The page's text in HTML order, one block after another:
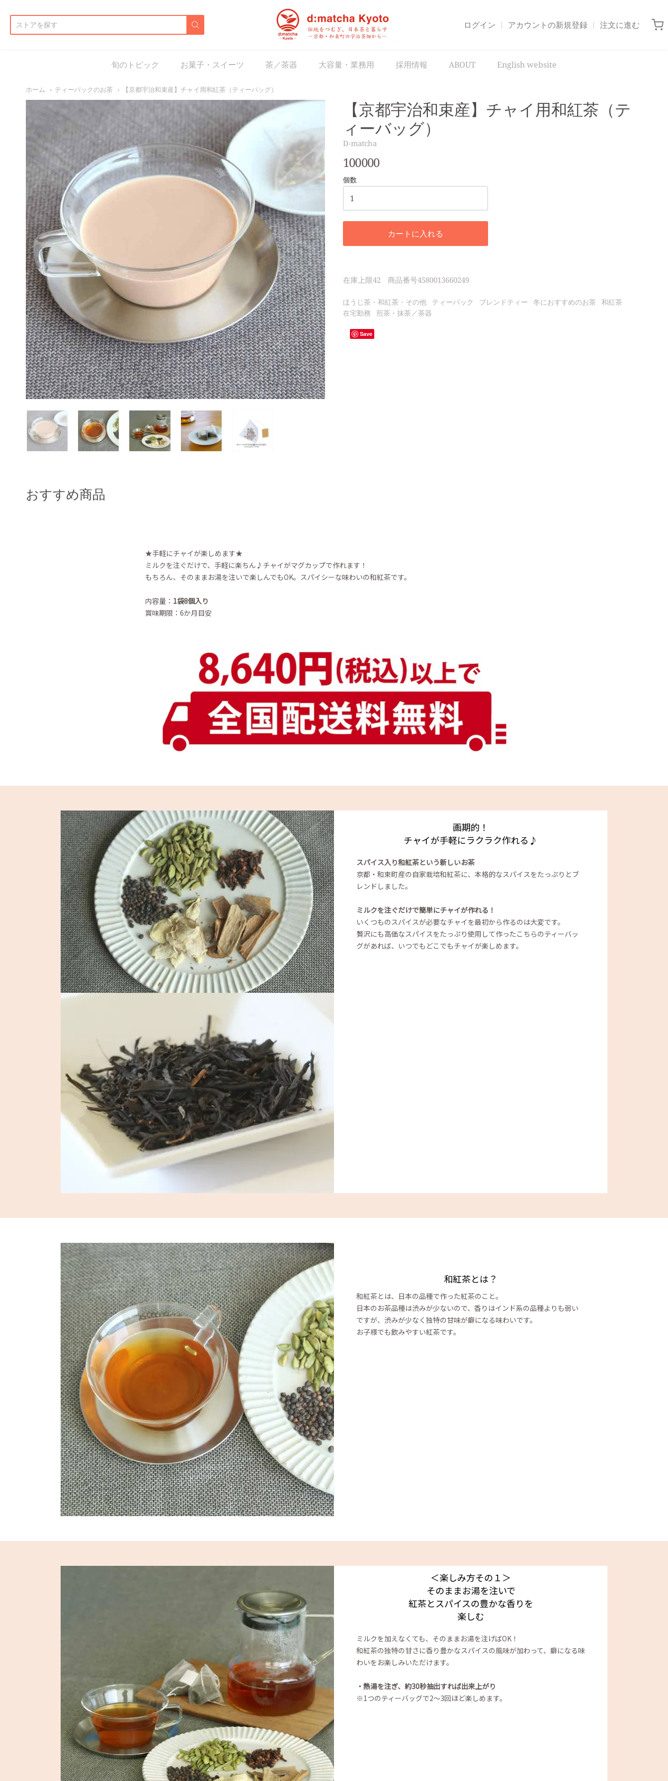
d:matcha Japan ログイン アカウントの新規登録 注文に進む
旬のトピック お菓子・スイーツ 茶／茶器 大容量・業務用 採用情報 ABOUT English website
ホーム ティーパックのお茶 【京都宇治和束産】チャイ用和紅茶（ティーバッグ）
【京都宇治和束産】チャイ用和紅茶（テ
ィーバッグ）
D-matcha
100000
個数
カートに入れる
在庫上限42 商品番号4580013660249
ほうじ茶・和紅茶・その他 ティーパック ブレンドティー 冬におすすめのお茶 和紅茶
在宅勤務
煎茶・抹茶／茶器
Save
おすすめ商品
★手軽にチャイが楽しめます★
ミルクを注ぐだけで、手軽に楽ちん♪チャイがマグカップで作れます！
もちろん、そのままお湯を注いで楽しんでもOK。スパイシーな味わいの和紅茶です。
内容量： 1袋8個入り
賞味期限：6か月目安
画期的！
チャイが手軽にラクラク作れる♪
スパイス入り和紅茶という新しいお茶
京都・和束町産の自家栽培和紅茶に、本格的なスパイスをたっぷりとブ
レンドしました。
ミルクを注ぐだけで簡単にチャイが作れる！
いくつものスパイスが必要なチャイを最初から作るのは大変です。
贅沢にも高価なスパイスをたっぷり使用して作ったこちらのティーバッ
グがあれば、いつでもどこでもチャイが楽しめます。
和紅茶とは？
和紅茶とは、日本の品種で作った紅茶のこと。
日本のお茶品種は渋みが少ないので、香りはインド系の品種よりも弱い
ですが、渋みが少なく独特の甘味が癖になる味わいです。
お子様でも飲みやすい紅茶です。
＜楽しみ方その１＞
そのままお湯を注いで
紅茶とスパイスの豊かな香りを
楽しむ
ミルクを加えなくても、そのままお湯を注げばOK！
和紅茶の独特の甘さに香り豊かなスパイスの風味が加わって、癖になる味
わいをお楽しみいただけます。
・熱湯を注ぎ、約30秒抽出すれば出来上がり
※1つのティーバッグで2～3回ほど楽しめます。